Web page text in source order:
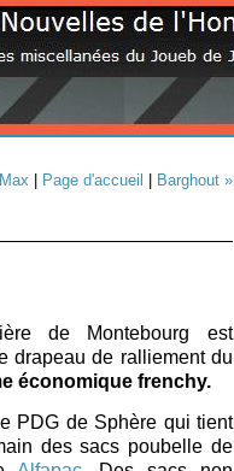
Page d'accueil Barghout »
de Montebourg est
drapeau de ralliement du
économique frenchy.
PDG de Sphère qui tient
des sacs poubelle de